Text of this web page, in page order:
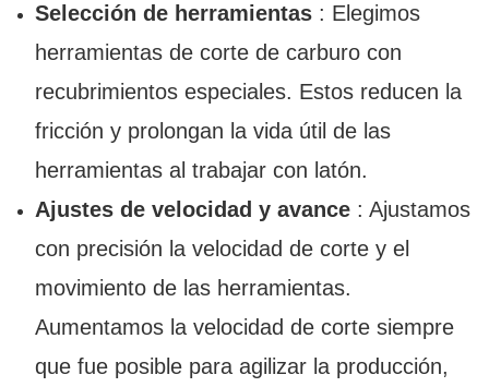
Selección de herramientas: Elegimos
herramientas de corte de carburo con
recubrimientos especiales. Estos reducen la
fricción y prolongan la vida útil de las
herramientas al trabajar con latón.
Ajustes de velocidad y avance: Ajustamos
con precisión la velocidad de corte y el
movimiento de las herramientas.
Aumentamos la velocidad de corte siempre
que fue posible para agilizar la producción,